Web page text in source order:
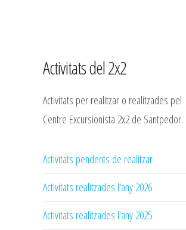
Activitats del 2x2
Activitats per realitzar o realitzades pel
Centre Excursionista 2x2 de Santpedor.
Activitats pendents de realitzar
Activitats realitzades l'any 2026
Activitats realitzades l'any 2025